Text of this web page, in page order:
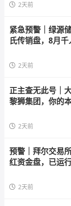
2天前
紧急预警｜绿源
氏传销盘，8月
2天前
正主查无此号｜
黎狮集团，你的
2天前
预警｜拜尔交易
红资金盘，已运
2天前